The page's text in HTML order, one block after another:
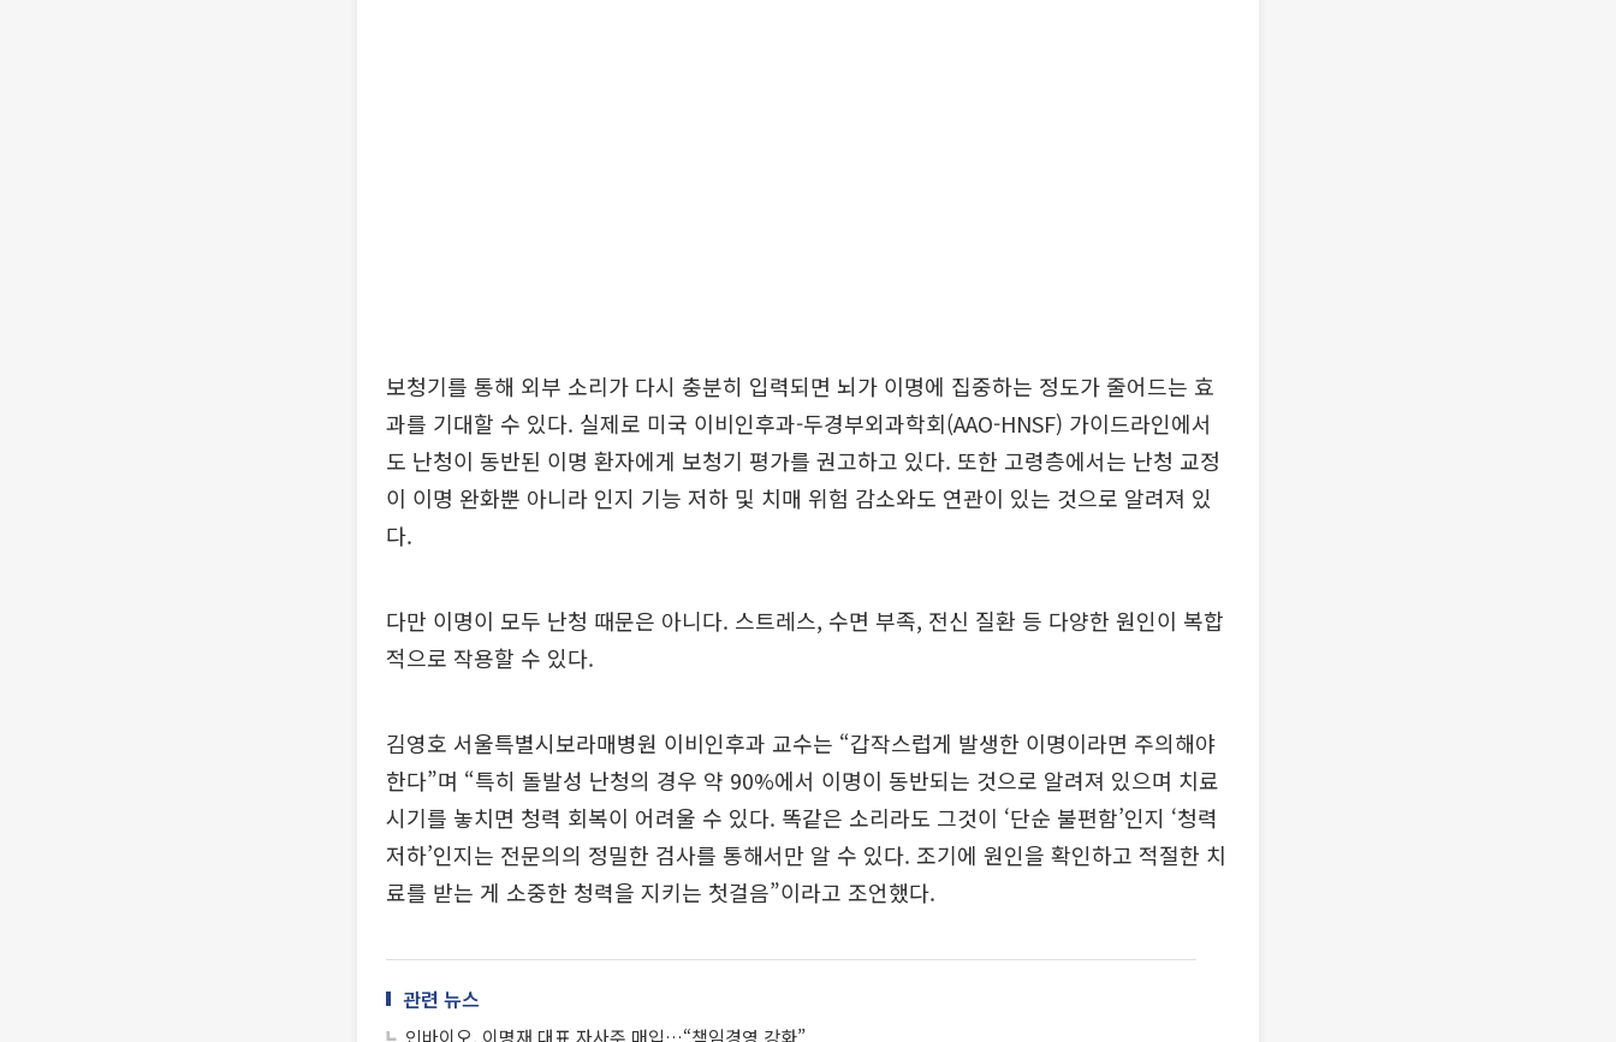
보청기를 통해 외부 소리가 다시 충분히 입력되면 뇌가 이명에 집중하는 정도가 줄어드는 효
과를 기대할 수 있다. 실제로 미국 이비인후과-두경부외과학회(AAO-HNSF) 가이드라인에서
도 난청이 동반된 이명 환자에게 보청기 평가를 권고하고 있다. 또한 고령층에서는 난청 교정
이 이명 완화뿐 아니라 인지 기능 저하 및 치매 위험 감소와도 연관이 있는 것으로 알려져 있
다.
다만 이명이 모두 난청 때문은 아니다. 스트레스, 수면 부족, 전신 질환 등 다양한 원인이 복합
적으로 작용할 수 있다.
김영호 서울특별시보라매병원 이비인후과 교수는 “갑작스럽게 발생한 이명이라면 주의해야
한다”며 “특히 돌발성 난청의 경우 약 90%에서 이명이 동반되는 것으로 알려져 있으며 치료
시기를 놓치면 청력 회복이 어려울 수 있다. 똑같은 소리라도 그것이 ‘단순 불편함’인지 ‘청력
저하’인지는 전문의의 정밀한 검사를 통해서만 알 수 있다. 조기에 원인을 확인하고 적절한 치
료를 받는 게 소중한 청력을 지키는 첫걸음”이라고 조언했다.
관련 뉴스
인바이오, 이명재 대표 자사주 매입…“책임경영 강화”